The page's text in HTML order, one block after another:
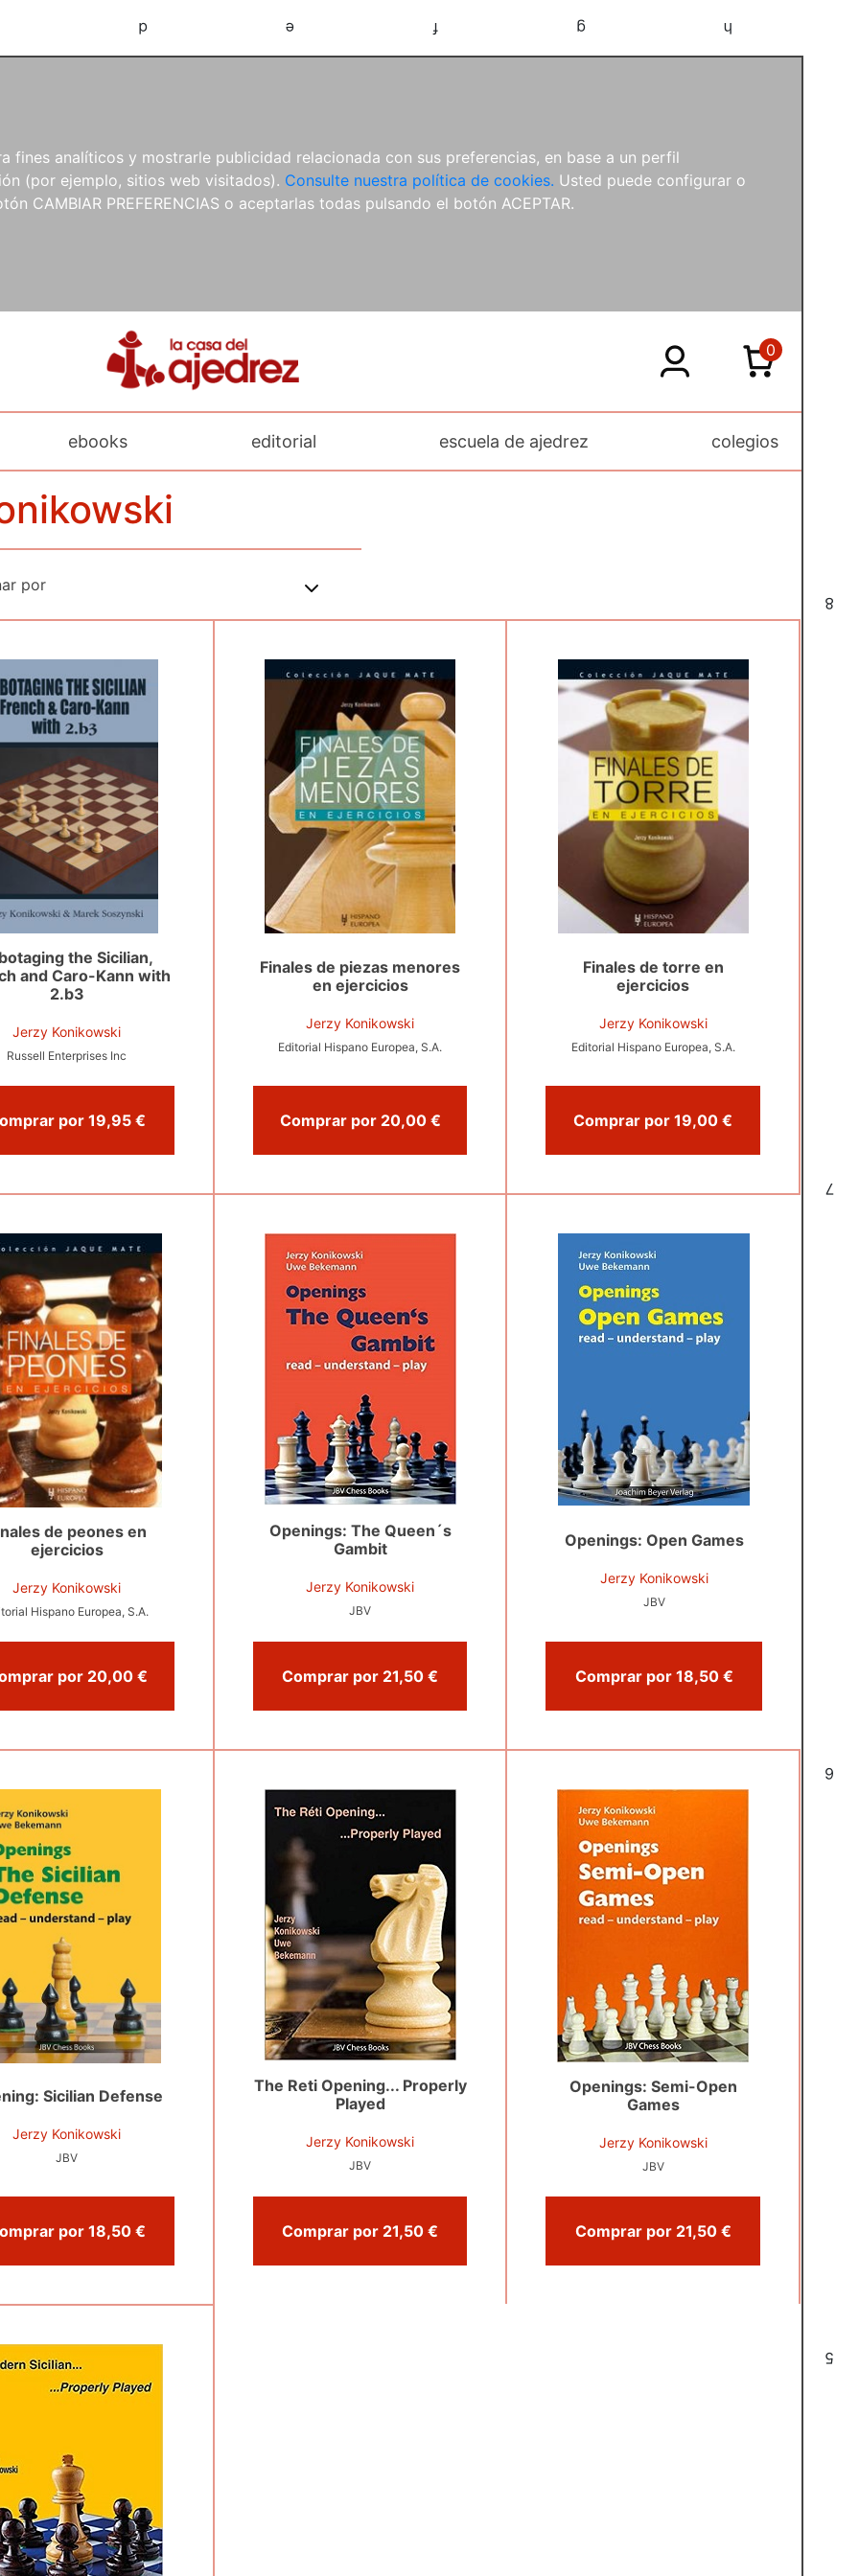
fines analíticos y mostrarle publicidad relacionada con sus preferencias, en base a un perfil
(por ejemplo, sitios web visitados). Consulte nuestra política de cookies. Usted puede configurar o
CAMBIAR PREFERENCIAS o aceptarlas todas pulsando el botón ACEPTAR.
d e f g h
8
7
6
5
ebooks editorial escuela de ajedrez colegios
0
the Sicilian,
and Caro-Kann with
2.b3
Jerzy Konikowski
Russell Enterprises Inc
Comprar por 19,95 €
Finales de piezas menores
en ejercicios
Jerzy Konikowski
Editorial Hispano Europea, S.A.
Comprar por 20,00 €
Finales de torre en
ejercicios
Jerzy Konikowski
Editorial Hispano Europea, S.A.
Comprar por 19,00 €
de peones en
ejercicios
Jerzy Konikowski
Hispano Europea, S.A.
Comprar por 20,00 €
Openings: The Queen´s
Gambit
Jerzy Konikowski
JBV
Comprar por 21,50 €
Openings: Open Games
Jerzy Konikowski
JBV
Comprar por 18,50 €
Sicilian Defense
Jerzy Konikowski
JBV
Comprar por 18,50 €
The Reti Opening... Properly
Played
Jerzy Konikowski
JBV
Comprar por 21,50 €
Openings: Semi-Open
Games
Jerzy Konikowski
JBV
Comprar por 21,50 €